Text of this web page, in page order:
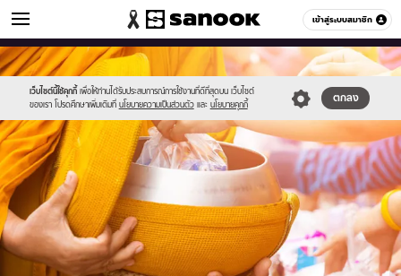
เข้าสู่ระบบสมาชิก
ดูดวง หมวดอื่นๆ
เว็บไซต์นี้ใช้คุกกี้ เพื่อให้ท่านได้รับประสบการณ์การใช้งานที่ดีที่สุดบน เว็บไซต์
ของเรา โปรดศึกษาเพิ่มเติมที่ นโยบายความเป็นส่วนตัว และ นโยบายคุกกี้
ตกลง
Sanook
//s.isanook.com/sr/0/images/logo-
new-
sanook.png
600
60
//s.isanook.com/ho/0/ud/28/140285/bh.jpg